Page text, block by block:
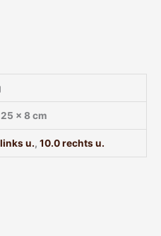
× 8 cm
u.,10.0 rechts u.